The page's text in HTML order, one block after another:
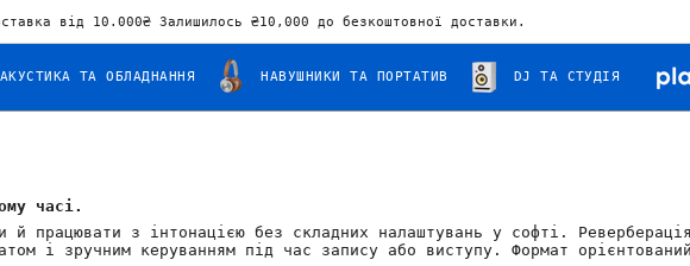
від 10.000₴ Залишилось ₴10,000 до безкоштовної доставки.
АКУСТИКА ТА ОБЛАДНАННЯ НАВУШНИКИ ТА ПОРТАТИВ DJ ТА СТУДІЯ
часі.
й працювати з інтонацією без складних налаштувань у софті.
і зручним керуванням під час запису або виступу. Формат